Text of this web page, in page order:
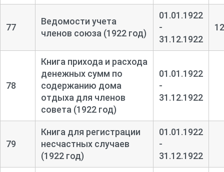
77
Ведомости учета
членов союза (1922 год)
01.01.1922
-
31.12.1922
78
Книга прихода и расхода
денежных сумм по
содержанию дома
отдыха для членов
совета (1922 год)
01.01.1922
-
31.12.1922
79
Книга для регистрации
несчастных случаев
(1922 год)
01.01.1922
-
31.12.1922